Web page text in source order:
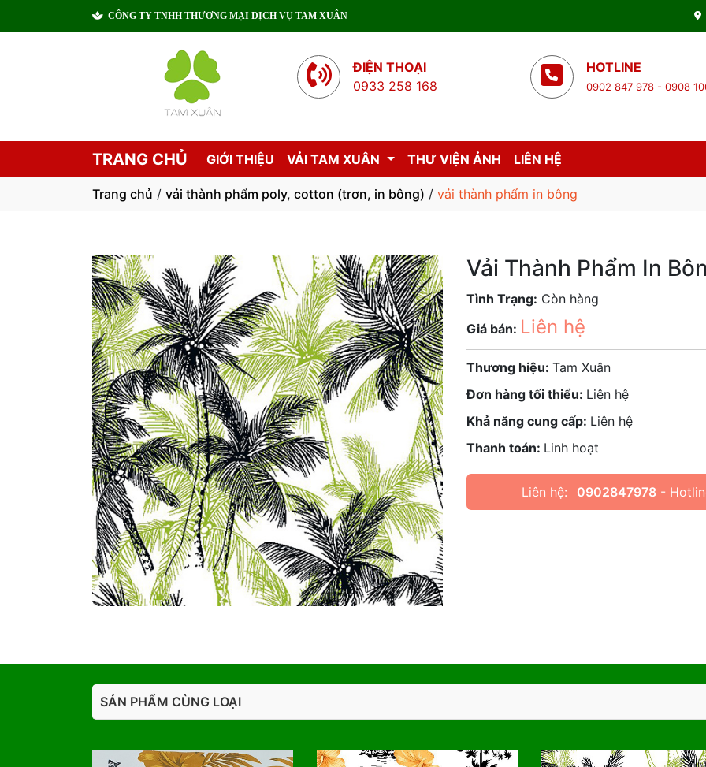
CÔNG TY TNHH THƯƠNG MẠI DỊCH VỤ TAM XUÂN
ĐIỆN THOẠI
0933 258 168
HOTLINE
0902 847 978 - 0908
TRANG CHỦ GIỚI THIỆU VẢI TAM XUÂN THƯ VIỆN ẢNH LIÊN HỆ
Trang chủ / vải thành phẩm poly, cotton (trơn, in bông) / vải thành phẩm in bông
Vải Thành Phẩm In
Tình Trạng: Còn hàng
Giá bán: Liên hệ
Thương hiệu: Tam Xuân
Đơn hàng tối thiểu: Liên hệ
Khả năng cung cấp: Liên hệ
Thanh toán: Linh hoạt
Liên hệ: 0902847978-
SẢN PHẨM CÙNG LOẠI